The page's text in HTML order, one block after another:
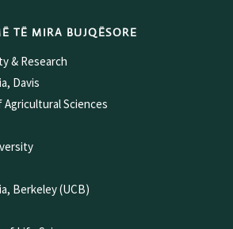
TË MIRA BUJQËSORE
& Research
Davis
Sciences
Berkeley (UCB)